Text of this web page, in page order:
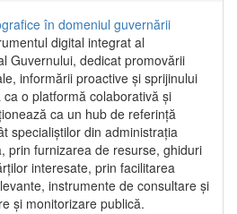
în domeniul guvernării
digital integrat al
Guvernului, dedicat promovării
informării proactive și sprijinului
o platformă colaborativă și
ca un hub de referință
specialiștilor din administrația
prin furnizarea de resurse, ghiduri
interesate, prin facilitarea
instrumente de consultare și
și monitorizare publică.